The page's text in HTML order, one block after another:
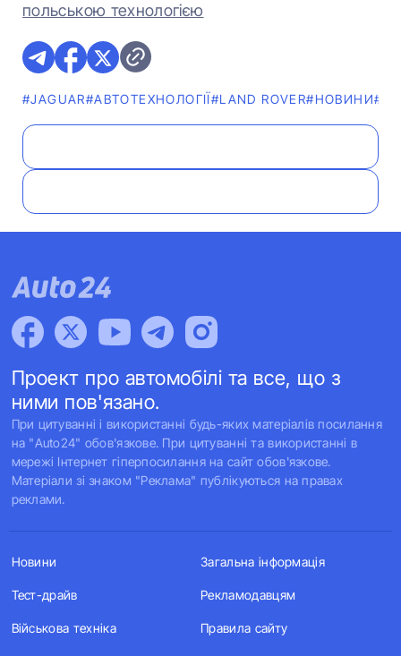
польською технологією
#JAGUAR#АВТОТЕХНОЛОГІЇ#LAND ROVER#НОВИНИ
Проект про автомобілі та все, що з
ними пов'язано.
При цитуванні і використанні будь-яких матеріалів посилання
на "Auto24" обов'язкове. При цитуванні та використанні в
мережі Інтернет гіперпосилання на сайт обов'язкове.
Матеріали зі знаком "Реклама" публікуються на правах
реклами.
Новини
Тест-драйв
Військова техніка
Загальна інформація
Рекламодавцям
Правила сайту